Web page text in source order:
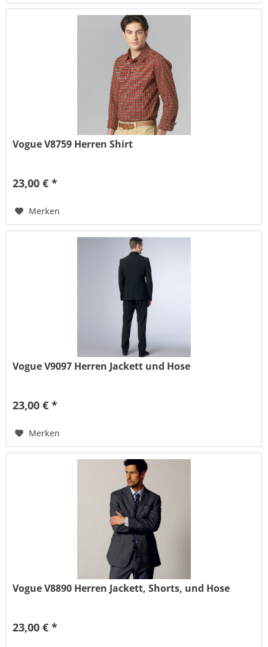
Vogue V8759 Herren Shirt
23,00 € *
Merken
Vogue V9097 Herren Jackett und Hose
23,00 € *
Merken
Vogue V8890 Herren Jackett, Shorts, und Hose
23,00 € *